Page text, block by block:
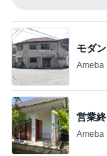
モダ
Ameba
営業
Ameba